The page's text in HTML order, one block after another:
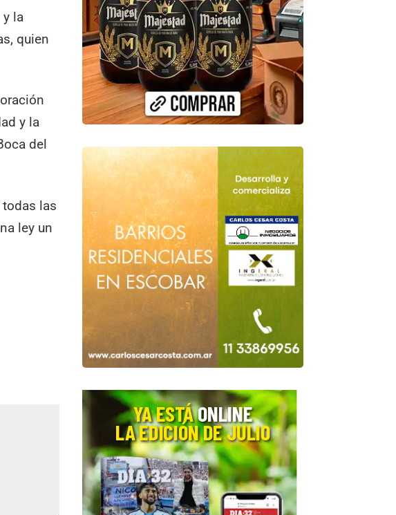
y la
quien
y la
del
las
ley un